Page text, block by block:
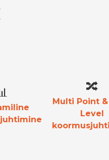
🔀
Multi Point
Level